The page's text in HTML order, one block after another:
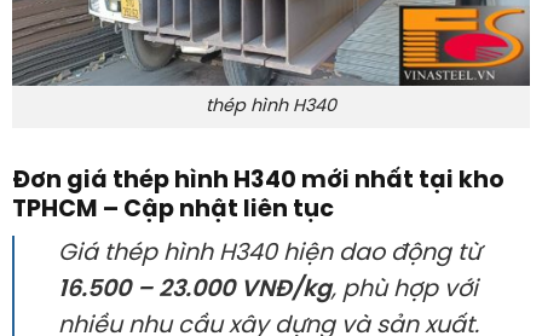
thép hình H340
Đơn giá thép hình H340 mới nhất tại kho
TPHCM – Cập nhật liên tục
Giá thép hình H340 hiện dao động từ
16.500 – 23.000 VNĐ/kg, phù hợp với
nhiều nhu cầu xây dựng và sản xuất.